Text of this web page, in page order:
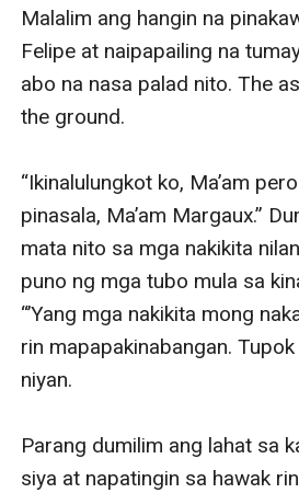
Malalim ang hangin na
Felipe at naipapailing na
abo na nasa palad nito. The
the ground.
“Ikinalulungkot ko, Ma’am
pinasala, Ma’am Margaux.”
mata nito sa mga nakikita
puno ng mga tubo mula sa
“’Yang mga nakikita mong
rin mapapakinabangan.
niyan.
Parang dumilim ang lahat sa
siya at napatingin sa hawak